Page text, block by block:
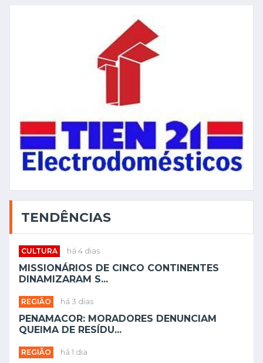
TENDÊNCIAS
CULTURA há 4 dias
MISSIONÁRIOS DE CINCO CONTINENTES
DINAMIZARAM S...
REGIÃO há 3 dias
PENAMACOR: MORADORES DENUNCIAM
QUEIMA DE RESÍDU...
REGIÃO há 1 dia